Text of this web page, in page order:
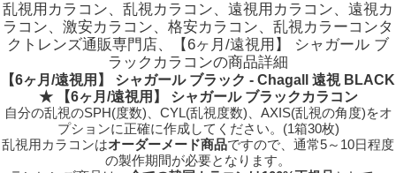
乱視用カラコン、乱視カラコン、遠視用カラコン、遠視カ
ラコン、激安カラコン、格安カラコン、乱視カラーコンタ
クトレンズ通販専門店、【6ヶ月/遠視用】 シャガール ブ
ラックカラコンの商品詳細
【6ヶ月/遠視用】 シャガール ブラック - Chagall 遠視 BLACK
★ 【6ヶ月/遠視用】 シャガール ブラックカラコン
自分の乱視のSPH(度数)、CYL(乱視度数)、AXIS(乱視の角度)をオ
プションに正確に作成してください。(1箱30枚)
乱視用カラコンはオーダーメード商品ですので、 通常5～10日程度
の製作期間が必要となります。